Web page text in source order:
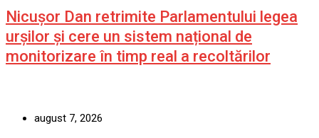
Nicușor Dan retrimite Parlamentului legea
urșilor și cere un sistem național de
monitorizare în timp real a recoltărilor
august 7, 2026